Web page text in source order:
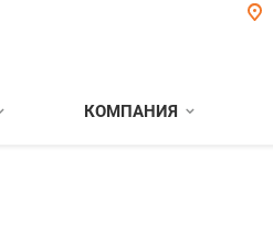
КОМПАНИЯ